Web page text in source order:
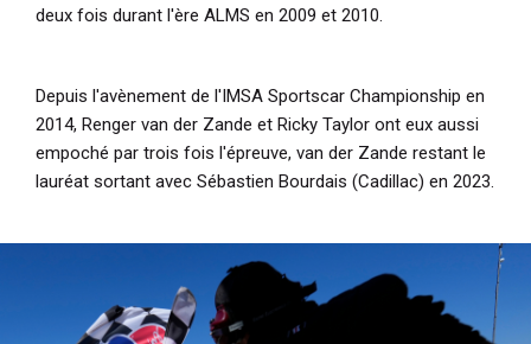
deux fois durant l'ère ALMS en 2009 et 2010.
Depuis l'avènement de l'IMSA Sportscar Championship en
2014, Renger van der Zande et Ricky Taylor ont eux aussi
empoché par trois fois l'épreuve, van der Zande restant le
lauréat sortant avec Sébastien Bourdais (Cadillac) en 2023.